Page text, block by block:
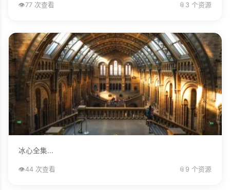
👁️77 次查看 📎 3 个资源
冰心全集...
👁️44 次查看 📎 9 个资源